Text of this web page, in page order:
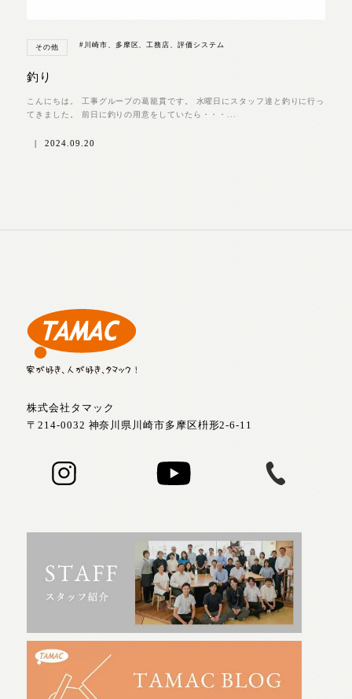
その他 #川崎市、多摩区、工務店、評価システム
釣り
こんにちは。 工事グループの葛籠貫です。 水曜日にスタッフ達と釣りに行っ
てきました。 前日に釣りの用意をしていたら・・・...
| 2024.09.20
株式会社タマック
〒214-0032 神奈川県川崎市多摩区枡形2-6-11